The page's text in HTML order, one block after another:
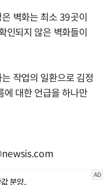
벽화는 최소 39곳이
인되지 않은 벽화들이
작업의 일환으로 김정
에 대한 언급을 하나만